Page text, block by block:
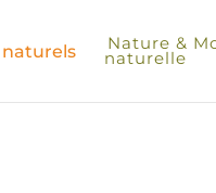
Nature &
naturelle